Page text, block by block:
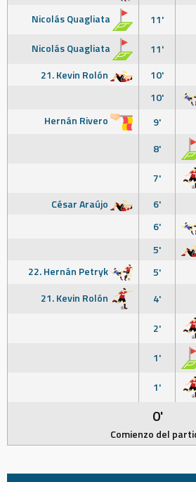
Nicolás Quagliata
11'
Nicolás Quagliata
11'
21. Kevin Rolón
10'
10'
Hernán Rivero
9'
8'
7'
César Araújo
6'
6'
5'
22. Hernán Petryk
5'
21. Kevin Rolón
4'
2'
1'
1'
0'
Comienzo del